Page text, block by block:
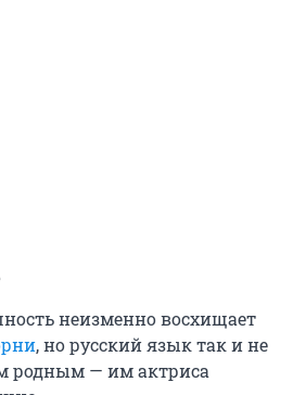
неизменно восхищает
, но русский язык так и не
родным — им актриса